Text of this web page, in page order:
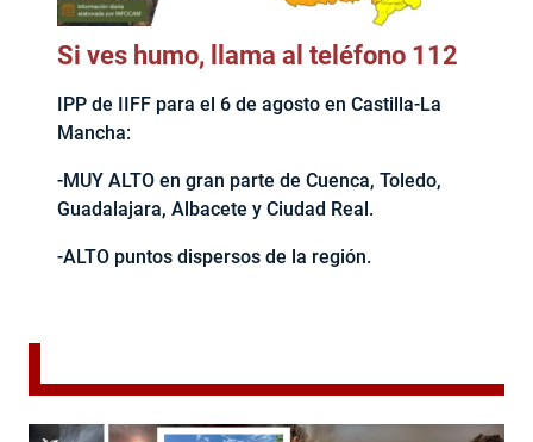
Si ves humo, llama al teléfono 112
IPP de IIFF para el 6 de agosto en Castilla-La
Mancha:
-MUY ALTO en gran parte de Cuenca, Toledo,
Guadalajara, Albacete y Ciudad Real.
-ALTO puntos dispersos de la región.